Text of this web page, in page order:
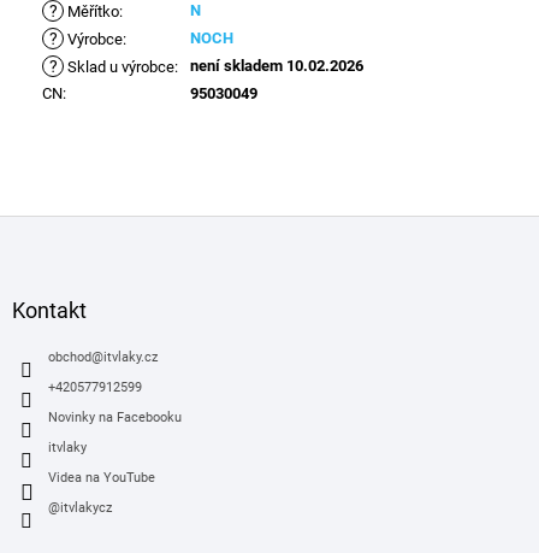
? Měřítko: N
? Výrobce: NOCH
? Sklad u výrobce:
není skladem 10.02.2026
CN: 95030049
Kontakt
obchod@itvlaky.cz
+420577912599
Novinky na Facebooku
itvlaky
Videa na YouTube
@itvlakycz